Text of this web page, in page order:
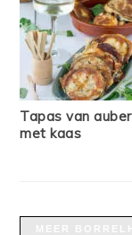
Tapas van
met kaas